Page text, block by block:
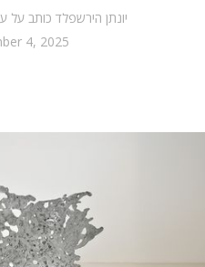
יונתן הירשפלד כותב על
4, 2025